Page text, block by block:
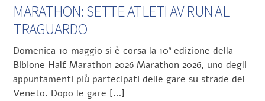
MARATHON: SETTE ATLETI AV RUN AL
TRAGUARDO
Domenica 10 maggio si è corsa la 10ª edizione della
Bibione Half Marathon 2026 Marathon 2026, uno degli
appuntamenti più partecipati delle gare su strade del
Veneto. Dopo le gare […]